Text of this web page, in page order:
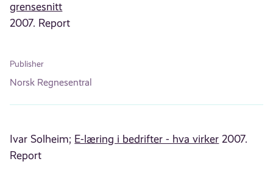
grensesnitt
2007. Report
Publisher
Norsk Regnesentral
Ivar Solheim; E-læring i bedrifter - hva virker 2007.
Report